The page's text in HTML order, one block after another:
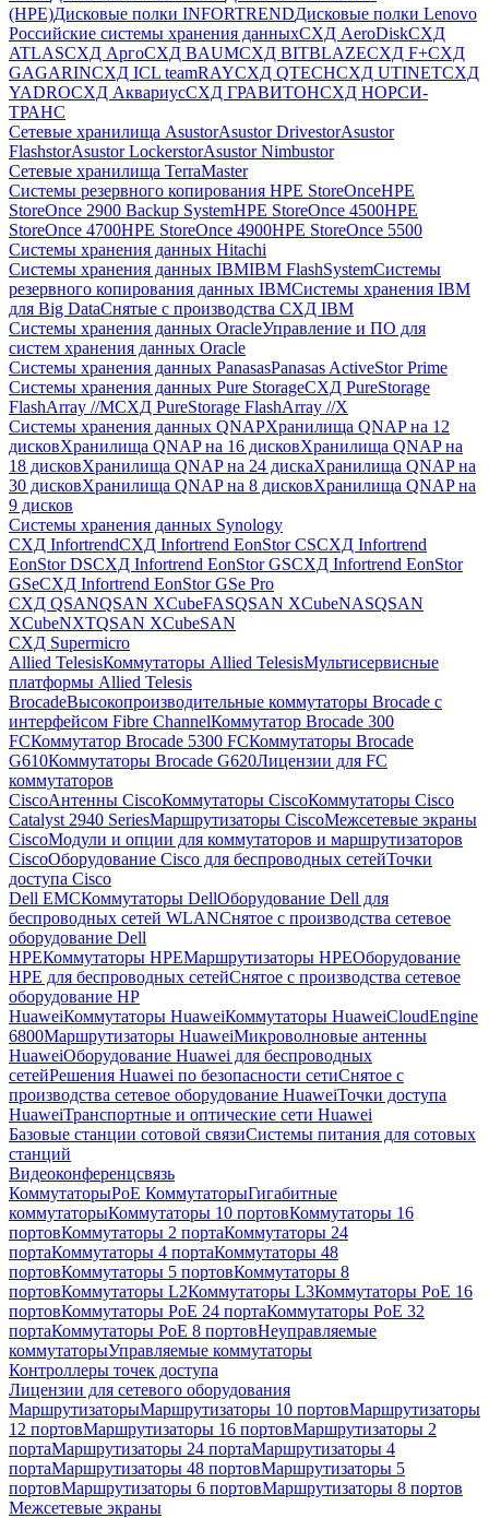
(HPE)Дисковые полки INFORTRENDДисковые полки Lenovo
Российские системы хранения данныхСХД AeroDiskСХД
ATLASСХД AргоСХД BAUMСХД BITBLAZEСХД F+СХД
GAGARINСХД ICL teamRAYСХД QTECHСХД UTINETСХД
YADROСХД АквариусСХД ГРАВИТОНСХД НОРСИ-
ТРАНС
Сетевые хранилища AsustorAsustor DrivestorAsustor
FlashstorAsustor LockerstorAsustor Nimbustor
Сетевые хранилища TerraMaster
Системы резервного копирования HPE StoreOnceHPE
StoreOnce 2900 Backup SystemHPE StoreOnce 4500HPE
StoreOnce 4700HPE StoreOnce 4900HPE StoreOnce 5500
Системы хранения данных Hitachi
Системы хранения данных IBMIBM FlashSystemСистемы
резервного копирования данных IBMСистемы хранения IBM
для Big DataСнятые с производства СХД IBM
Системы хранения данных OracleУправление и ПО для
систем хранения данных Oracle
Системы хранения данных PanasasPanasas ActiveStor Prime
Системы хранения данных Pure StorageСХД PureStorage
FlashArray //MСХД PureStorage FlashArray //X
Системы хранения данных QNAPХранилища QNAP на 12
дисковХранилища QNAP на 16 дисковХранилища QNAP на
18 дисковХранилища QNAP на 24 дискаХранилища QNAP на
30 дисковХранилища QNAP на 8 дисковХранилища QNAP на
9 дисков
Системы хранения данных Synology
СХД InfortrendСХД Infortrend EonStor CSСХД Infortrend
EonStor DSСХД Infortrend EonStor GSСХД Infortrend EonStor
GSeСХД Infortrend EonStor GSe Pro
СХД QSANQSAN XCubeFASQSAN XCubeNASQSAN
XCubeNXTQSAN XCubeSAN
СХД Supermicro
Allied TelesisКоммутаторы Allied TelesisМультисервисные
платформы Allied Telesis
BrocadeВысокопроизводительные коммутаторы Brocade с
интерфейсом Fibre ChannelКоммутатор Brocade 300
FCКоммутатор Brocade 5300 FCКоммутаторы Brocade
G610Коммутаторы Brocade G620Лицензии для FC
коммутаторов
CiscoАнтенны CiscoКоммутаторы CiscoКоммутаторы Cisco
Catalyst 2940 SeriesМаршрутизаторы CiscoМежсетевые экраны
CiscoМодули и опции для коммутаторов и маршрутизаторов
CiscoОборудование Cisco для беспроводных сетейТочки
доступа Cisco
Dell EMCКоммутаторы DellОборудование Dell для
беспроводных сетей WLANСнятое с производства сетевое
оборудование Dell
HPEКоммутаторы HPEМаршрутизаторы HPEОборудование
HPE для беспроводных сетейСнятое с производства сетевое
оборудование HP
HuaweiКоммутаторы HuaweiКоммутаторы HuaweiCloudEngine
6800Маршрутизаторы HuaweiМикроволновые антенны
HuaweiОборудование Huawei для беспроводных
сетейРешения Huawei по безопасности сетиСнятое с
производства сетевое оборудование HuaweiТочки доступа
HuaweiТранспортные и оптические сети Huawei
Базовые станции сотовой связиСистемы питания для сотовых
станций
Видеоконференцсвязь
КоммутаторыPoE КоммутаторыГигабитные
коммутаторыКоммутаторы 10 портовКоммутаторы 16
портовКоммутаторы 2 портаКоммутаторы 24
портаКоммутаторы 4 портаКоммутаторы 48
портовКоммутаторы 5 портовКоммутаторы 8
портовКоммутаторы L2Коммутаторы L3Коммутаторы PoE 16
портовКоммутаторы PoE 24 портаКоммутаторы PoE 32
портаКоммутаторы PoE 8 портовНеуправляемые
коммутаторыУправляемые коммутаторы
Контроллеры точек доступа
Лицензии для сетевого оборудования
МаршрутизаторыМаршрутизаторы 10 портовМаршрутизаторы
12 портовМаршрутизаторы 16 портовМаршрутизаторы 2
портаМаршрутизаторы 24 портаМаршрутизаторы 4
портаМаршрутизаторы 48 портовМаршрутизаторы 5
портовМаршрутизаторы 6 портовМаршрутизаторы 8 портов
Межсетевые экраны